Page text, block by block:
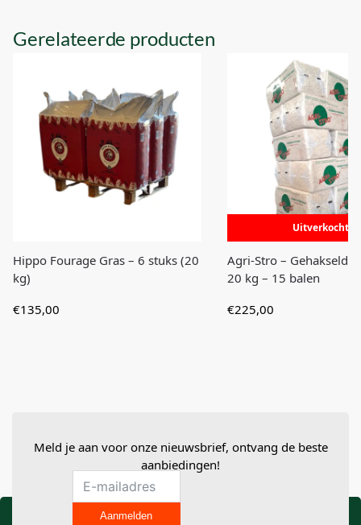
Gerelateerde producten
Hippo Fourage Gras – 6 stuks (20
kg)
€135,00
Uitverkocht
Agri-Stro – Gehakseld
20 kg – 15 balen
€225,00
Meld je aan voor onze nieuwsbrief, ontvang de beste
aanbiedingen!
Aanmelden